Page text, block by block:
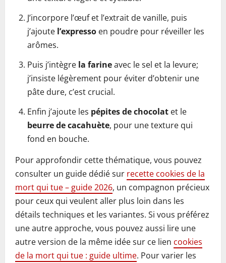
J’incorpore l’œuf et l’extrait de vanille, puis
j’ajoute l’expresso en poudre pour réveiller les
arômes.
Puis j’intègre la farineavec le sel et la levure;
j’insiste légèrement pour éviter d’obtenir une
pâte dure, c’est crucial.
Enfin j’ajoute les pépites de chocolat et le
beurre de cacahuète, pour une texture qui
fond en bouche.
Pour approfondir cette thématique, vous pouvez
consulter un guide dédié sur recette cookies de la
mort qui tue – guide 2026, un compagnon précieux
pour ceux qui veulent aller plus loin dans les
détails techniques et les variantes. Si vous préférez
une autre approche, vous pouvez aussi lire une
autre version de la même idée sur ce lien cookies
de la mort qui tue : guide ultime. Pour varier les